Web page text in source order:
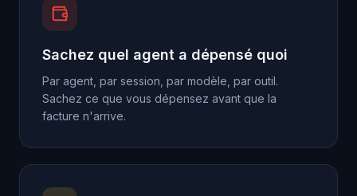
Sachez quel agent a dépensé quoi
Par agent, par session, par modèle, par outil.
Sachez ce que vous dépensez avant que la
facture n'arrive.